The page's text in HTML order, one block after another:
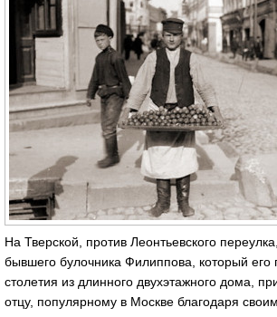
На Тверской, против Леонтьевского
бывшего булочника Филиппова, который его
столетия из длинного двухэтажного дома,
отцу, популярному в Москве благодаря